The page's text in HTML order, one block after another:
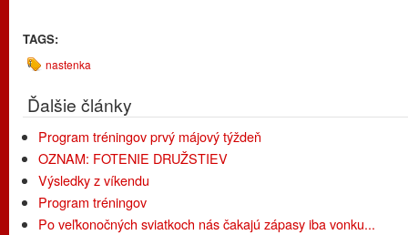
TAGS:
nastenka
Ďalšie články
Program tréningov prvý májový týždeň
OZNAM: FOTENIE DRUŽSTIEV
Výsledky z víkendu
Program tréningov
Po veľkonočných sviatkoch nás čakajú zápasy iba vonku...